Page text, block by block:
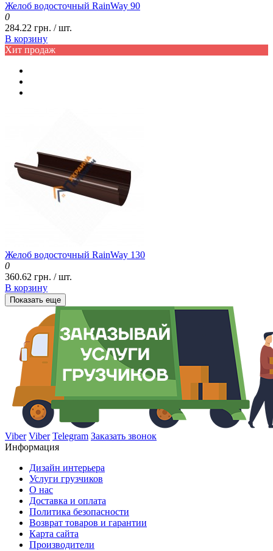
Желоб водосточный RainWay 90
0
284.22 грн. / шт.
В корзину
Хит продаж
Желоб водосточный RainWay 130
0
360.62 грн. / шт.
В корзину
Показать еще
Viber Viber Telegram Заказать звонок
Информация
Дизайн интерьера
Услуги грузчиков
О нас
Доставка и оплата
Политика безопасности
Возврат товаров и гарантии
Карта сайта
Производители